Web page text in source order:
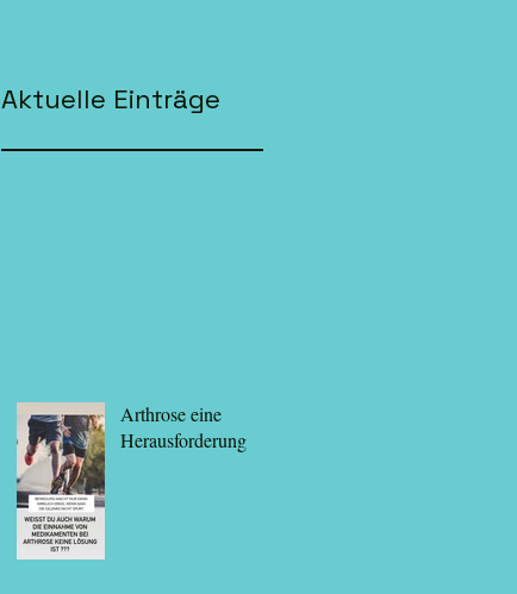
Aktuelle Einträge
Arthrose eine
Herausforderung